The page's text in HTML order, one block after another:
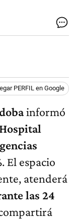
PERFIL en Google
informó
Hospital
. El espacio
atenderá
las 24